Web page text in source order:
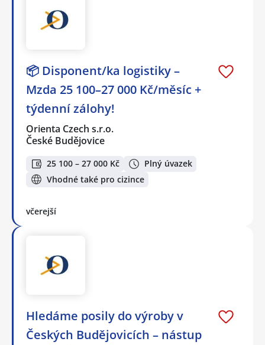
📦 Disponent/ka logistiky –
Mzda 25 100–27 000 Kč/měsíc +
týdenní zálohy!
Orienta Czech s.r.o.
České Budějovice
25 100 – 27 000 Kč
Plný úvazek
Vhodné také pro cizince
včerejší
Hledáme posily do výroby v
Českých Budějovicích – nástup